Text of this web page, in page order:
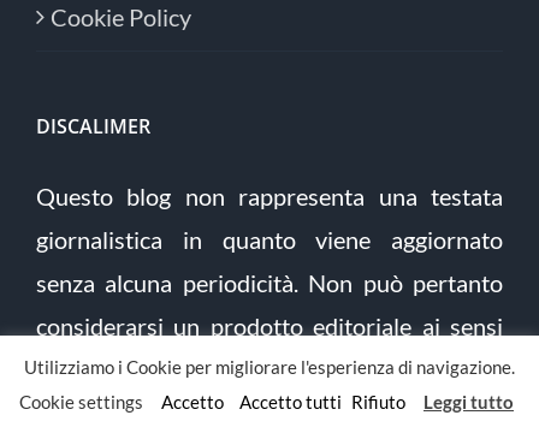
Cookie Policy
DISCALIMER
Questo blog non rappresenta una testata
giornalistica in quanto viene aggiornato
senza alcuna periodicità. Non può pertanto
considerarsi un prodotto editoriale ai sensi
della legge n° 62 del 7.03.2001.
Utilizziamo i Cookie per migliorare l'esperienza di navigazione.
Cookie settings
Accetto Accetto tutti Rifiuto Leggi tutto